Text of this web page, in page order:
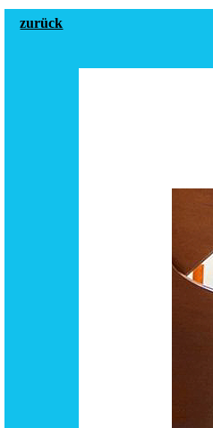
zurück